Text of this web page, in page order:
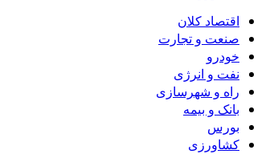
اقتصاد کلان
صنعت و تجارت
خودرو
نفت و انرژی
راه و شهرسازی
بانک و بیمه
بورس
کشاورزی